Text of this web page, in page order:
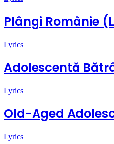
Plângi Românie
Lyrics
Adolescentă
Lyrics
Old-Aged
Lyrics